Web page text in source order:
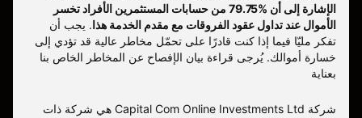
الإشارة إلى أن %79.75 من حسابات المستثمرين الأفراد تخسر
الأموال عند تداول عقود الفروقات مع مقدم الخدمة هذا. يجب أن
تفكر مليّا فيما إذا كنت قادرًا على تحمّل مخاطر عالية قد تؤدي إلى
خسارة أموالك. يُرجى قراءة بيان الإفصاح عن المخاطر الخاص بنا
بعناية
شركة Capital Com Online Investments Ltd هي شركة ذات